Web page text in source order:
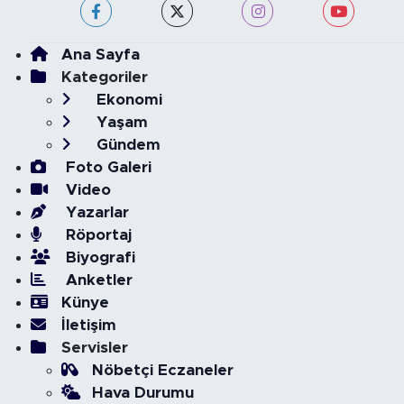
Ana Sayfa
Kategoriler
Ekonomi
Yaşam
Gündem
Foto Galeri
Video
Yazarlar
Röportaj
Biyografi
Anketler
Künye
İletişim
Servisler
Nöbetçi Eczaneler
Hava Durumu